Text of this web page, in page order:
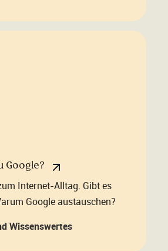
Google?
Internet-Alltag. Gibt es
Google austauschen?
Wissenswertes